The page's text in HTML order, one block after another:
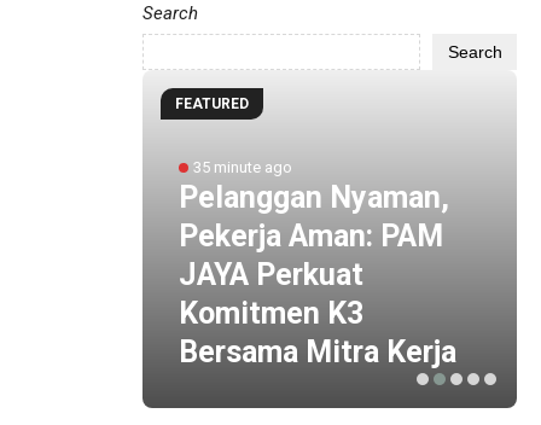
Search
Search
FEATURED
35 minute ago
Pelanggan Nyaman,
Pekerja Aman: PAM
JAYA Perkuat
Komitmen K3
Bersama Mitra Kerja